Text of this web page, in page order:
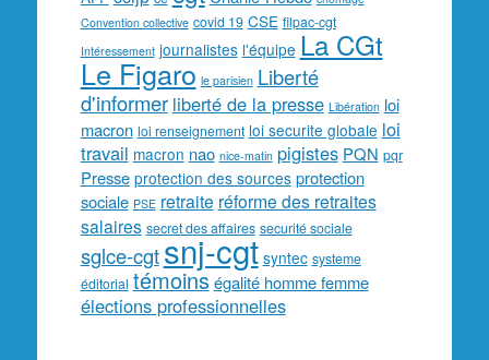
Convention collective covid 19 CSE filpac-cgt
Intéressement journalistes l'équipe La CGt
Le Figaro le parisien Liberté
d'informer liberté de la presse Libération loi
macron loi renseignement loi securite globale loi
travail macron nao nice-matin pigistes PQN pqr
Presse protection des sources protection
sociale PSE retraite réforme des retraites
salaires secret des affaires securité sociale
sglce-cgtsnj-cgt syntec systeme
éditorial témoins égalité homme femme
élections professionnelles